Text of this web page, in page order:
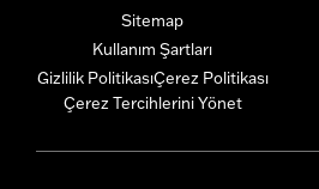
Sitemap
Kullanım Şartları
Gizlilik PolitikasıÇerez Politikası
Çerez Tercihlerini Yönet